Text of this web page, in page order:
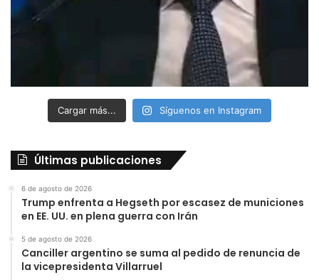
Cargar más... Síguenos en Instagram
Últimas publicaciones
6 de agosto de 2026
Trump enfrenta a Hegseth por escasez de municiones
en EE. UU. en plena guerra con Irán
5 de agosto de 2026
Canciller argentino se suma al pedido de renuncia de
la vicepresidenta Villarruel